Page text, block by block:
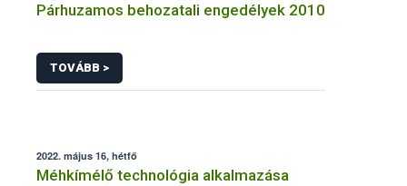
Párhuzamos behozatali engedélyek 2010
TOVÁBB >
2022. május 16, hétfő
Méhkímélő technológia alkalmazása